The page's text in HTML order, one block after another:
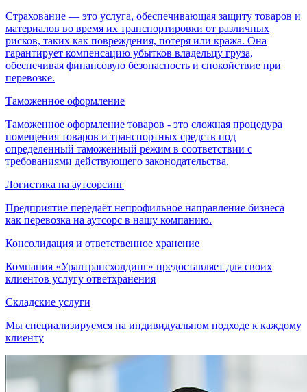
Страхование — это услуга, обеспечивающая защиту товаров и
материалов во время их транспортировки от различных
рисков, таких как повреждения, потеря или кража. Она
гарантирует компенсацию убытков владельцу груза,
обеспечивая финансовую безопасность и спокойствие при
перевозке.
Таможенное оформление
Таможенное оформление товаров - это сложная процедура
помещения товаров и транспортных средств под
определенный таможенный режим в соответствии с
требованиями действующего законодательства.
Логистика на аутсорсинг
Предприятие передаёт непрофильное направление бизнеса
как перевозка на аутсорс в нашу компанию.
Консолидация и ответственное хранение
Компания «Уралтрансхолдинг» предоставляет для своих
клиентов услугу ответхранения
Складские услуги
Мы специализируемся на индивидуальном подходе к каждому
клиенту